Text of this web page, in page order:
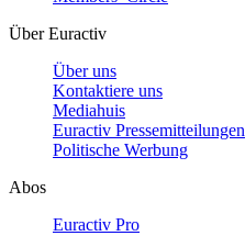
Über Euractiv
Über uns
Kontaktiere uns
Mediahuis
Euractiv Pressemitteilungen
Politische Werbung
Abos
Euractiv Pro